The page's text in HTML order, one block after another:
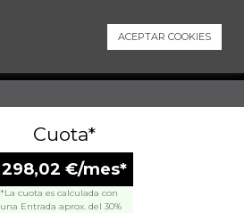
Contacto
Cuota*
298,02 €/mes*
*La cuota es calculada con
una Entrada aprox. del 30%
ACEPTAR COOKIES